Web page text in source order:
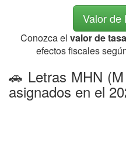
Valor de
Conozca el valor de
efectos fiscales
🚗 Letras MHN
asignados en el